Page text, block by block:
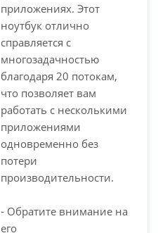
приложениях. Этот
ноутбук отлично
справляется с
многозадачностью
благодаря 20 потокам,
что позволяет вам
работать с несколькими
приложениями
одновременно без
потери
производительности.
- Обратите внимание на
его